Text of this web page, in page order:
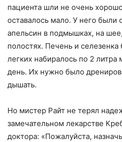
пациента шли не очень
оставалось мало. У него были
апельсин в подмышках, на
полостях. Печень и
легких набиралось по 2
день. Их нужно было
дышать.
Но мистер Райт не терял
замечательном лекарстве
доктора: «Пожалуйста,